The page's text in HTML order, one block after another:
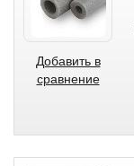
Добавить в
сравнение